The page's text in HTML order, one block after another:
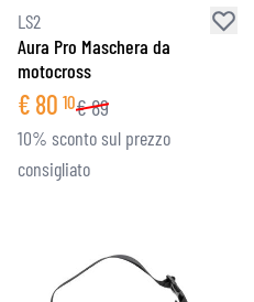
LS2
Aura Pro Maschera da
motocross
€ 80 10€89
10% sconto sul prezzo
consigliato